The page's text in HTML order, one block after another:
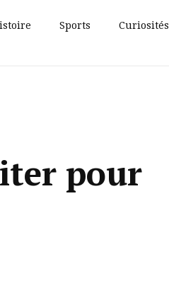
Sports Curiosités
pour